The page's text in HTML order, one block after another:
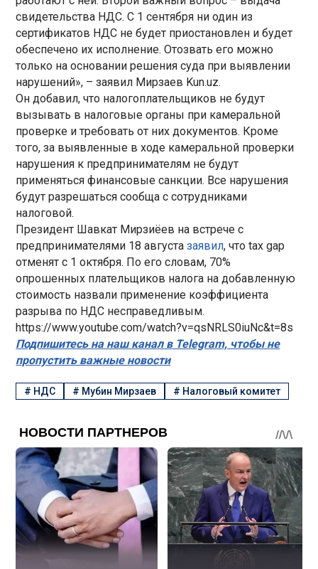
свидетельства НДС. С 1 сентября ни один из
сертификатов НДС не будет приостановлен и будет
обеспечено их исполнение. Отозвать его можно
только на основании решения суда при выявлении
нарушений», – заявил Мирзаев Kun.uz.
Он добавил, что налогоплательщиков не будут
вызывать в налоговые органы при камеральной
проверке и требовать от них документов. Кроме
того, за выявленные в ходе камеральной проверки
нарушения к предпринимателям не будут
применяться финансовые санкции. Все нарушения
будут разрешаться сообща с сотрудниками
налоговой.
Президент Шавкат Мирзиёев на встрече с
предпринимателями 18 августазаявил, что tax gap
отменят с 1 октября. По его словам, 70%
опрошенных плательщиков налога на добавленную
стоимость назвали применение коэффициента
разрыва по НДС несправедливым.
https://www.youtube.com/watch?v=qsNRLS0iuNc&t=8s
Подпишитесь на наш канал в Telegram, чтобы не
пропустить важные новости
# НДС # Мубин Мирзаев # Налоговый комитет